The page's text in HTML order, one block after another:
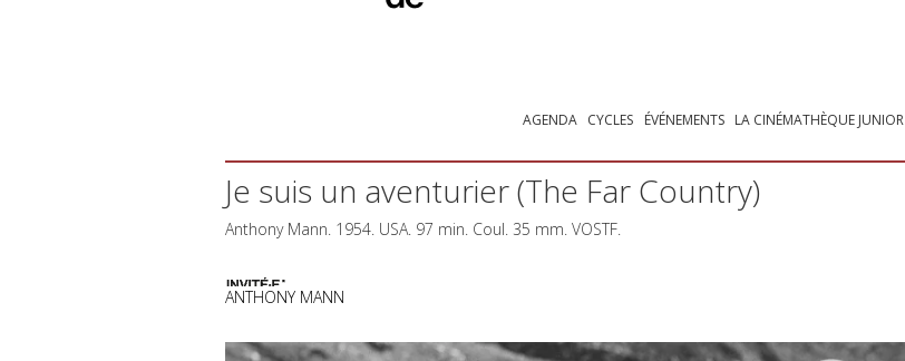
AGENDA CYCLES ÉVÉNEMENTS LA CINÉMATHÈQUE JUNIOR
Je suis un aventurier (The Far Country)
Anthony Mann. 1954. USA. 97 min. Coul. 35 mm. VOSTF.
ANTHONY MANN